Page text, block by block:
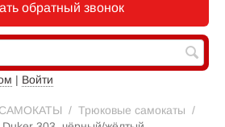
обратный звонок
| Войти
САМОКАТЫ / Трюковые самокаты /